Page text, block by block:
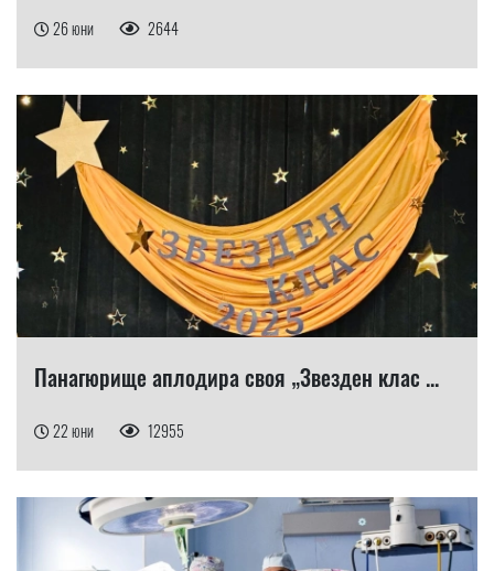
26 юни 2644
Панагюрище аплодира своя „Звезден клас ...
22 юни 12955